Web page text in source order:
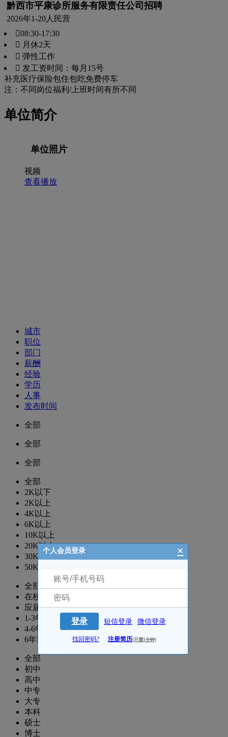
黔西市平康诊所服务有限责任公司招聘
2026年1-20人 民营
08:30-17:30
 月休2天
 弹性工作
 发工资时间：每月15号
补充医疗保险包住包吃免费停车
注：不同岗位福利/上班时间有所不同
单位简介
单位照片
视频
查看播放
城市
职位
部门
薪酬
经验
学历
人事
发布时间
全部
全部
全部
全部
2K以下
2K以上
4K以上
6K以上
10K以上
20K以上
30K以上
50K以上
全部
在校生
应届生
1-3年
4-6年
6年以上
全部
初中
高中
中专
大专
本科
硕士
博士
个人会员登录 ×
登录 短信登录 微信登录
找回密码? 注册简历(只需1分钟)